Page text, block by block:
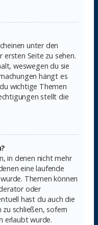
unter den
ersten Seite zu sehen.
weswegen du sie
hängt es
wichtige Themen
stellt die
in denen nicht mehr
eine laufende
Themen können
oder
hast du auch die
schließen, sofern
erlaubt wurde.